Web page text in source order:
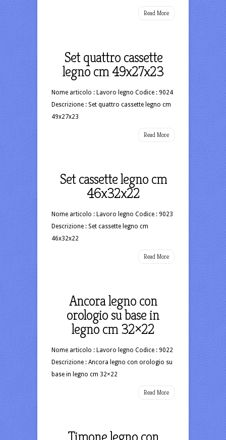
Read More
Set quattro cassette
legno cm 49x27x23
Nome articolo : Lavoro legno Codice : 9024
Descrizione : Set quattro cassette legno cm
49x27x23
Read More
Set cassette legno cm
46x32x22
Nome articolo : Lavoro legno Codice : 9023
Descrizione : Set cassette legno cm
46x32x22
Read More
Ancora legno con
orologio su base in
legno cm 32×22
Nome articolo : Lavoro legno Codice : 9022
Descrizione : Ancora legno con orologio su
base in legno cm 32×22
Read More